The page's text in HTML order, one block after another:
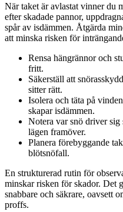
När taket är avlastat vinner du
efter skadade pannor,
spår av isdämmen. Åtgärda
att minska risken för
Rensa hängrännor och
fritt.
Säkerställ att
sitter rätt.
Isolera och täta på
skapar isdämmen.
Notera var snö driver sig
lägen framöver.
Planera förebyggande
blötsnöfall.
En strukturerad rutin för
minskar risken för skador. Det
snabbare och säkrare, oavsett
proffs.